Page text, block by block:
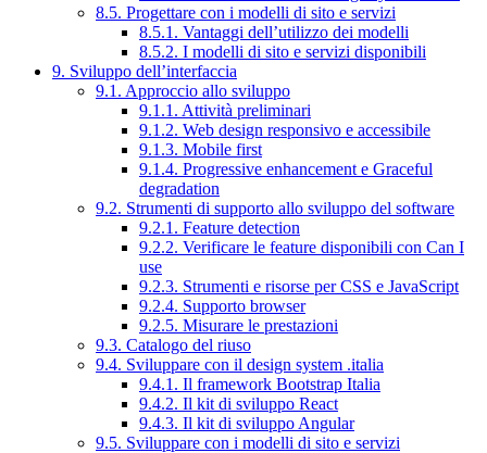
8.5. Progettare con i modelli di sito e servizi
8.5.1. Vantaggi dell’utilizzo dei modelli
8.5.2. I modelli di sito e servizi disponibili
9. Sviluppo dell’interfaccia
9.1. Approccio allo sviluppo
9.1.1. Attività preliminari
9.1.2. Web design responsivo e accessibile
9.1.3. Mobile first
9.1.4. Progressive enhancement e Graceful
degradation
9.2. Strumenti di supporto allo sviluppo del software
9.2.1. Feature detection
9.2.2. Verificare le feature disponibili con Can I
use
9.2.3. Strumenti e risorse per CSS e JavaScript
9.2.4. Supporto browser
9.2.5. Misurare le prestazioni
9.3. Catalogo del riuso
9.4. Sviluppare con il design system .italia
9.4.1. Il framework Bootstrap Italia
9.4.2. Il kit di sviluppo React
9.4.3. Il kit di sviluppo Angular
9.5. Sviluppare con i modelli di sito e servizi